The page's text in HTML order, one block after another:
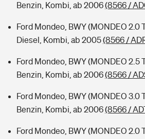
Benzin, Kombi, ab 2006(8566 /
Ford Mondeo, BWY (MONDEO 2.0
Diesel, Kombi, ab 2005(8566 /
Ford Mondeo, BWY (MONDEO 2.5
Benzin, Kombi, ab 2006(8566 /
Ford Mondeo, BWY (MONDEO 3.0
Benzin, Kombi, ab 2006(8566 /
Ford Mondeo, BWY (MONDEO 2.0